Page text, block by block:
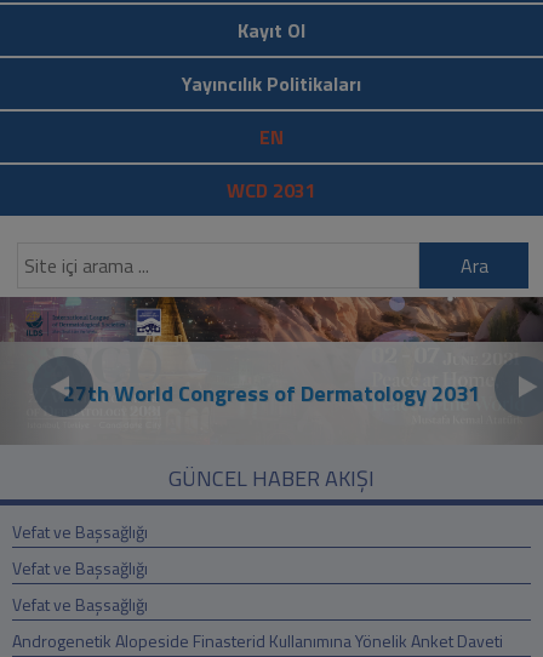
Kayıt Ol
Yayıncılık Politikaları
EN
WCD 2031
Ara
27th World Congress of Dermatology 2031
GÜNCEL HABER AKIŞI
Vefat ve Başsağlığı
Vefat ve Başsağlığı
Vefat ve Başsağlığı
Androgenetik Alopeside Finasterid Kullanımına Yönelik Anket Daveti